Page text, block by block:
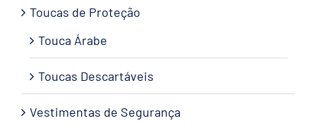
Toucas de Proteção
Touca Árabe
Toucas Descartáveis
Vestimentas de Segurança